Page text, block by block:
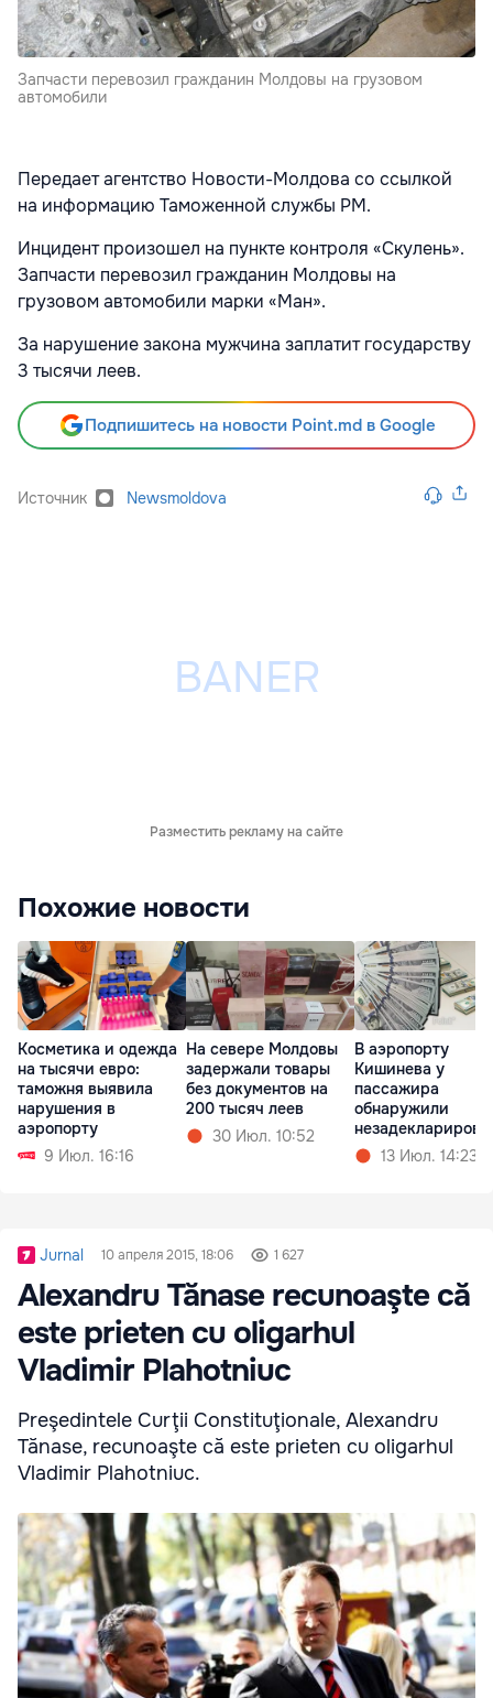
Запчасти перевозил гражданин Молдовы на грузовом
автомобили
Передает агентство Новости-Молдова со ссылкой
на информацию Таможенной службы РМ.
Инцидент произошел на пункте контроля «Скулень».
Запчасти перевозил гражданин Молдовы на
грузовом автомобили марки «Ман».
За нарушение закона мужчина заплатит государству
3 тысячи леев.
Подпишитесь на новости Point.md в Google
Источник Newsmoldova
Разместить рекламу на сайте
Похожие новости
Косметика и одежда
на тысячи евро:
таможня выявила
нарушения в
аэропорту
9 Июл. 16:16
На севере Молдовы
задержали товары
без документов на
200 тысяч леев
30 Июл. 10:52
В аэропорту
Кишинева у
пассажира
обнаружили
ю валюту
13 Июл. 14:23
Jurnal 10 апреля 2015, 18:06 1 627
Alexandru Tănase recunoaşte că
este prieten cu oligarhul
Vladimir Plahotniuc
Preşedintele Curţii Constituţionale, Alexandru
Tănase, recunoaşte că este prieten cu oligarhul
Vladimir Plahotniuc.